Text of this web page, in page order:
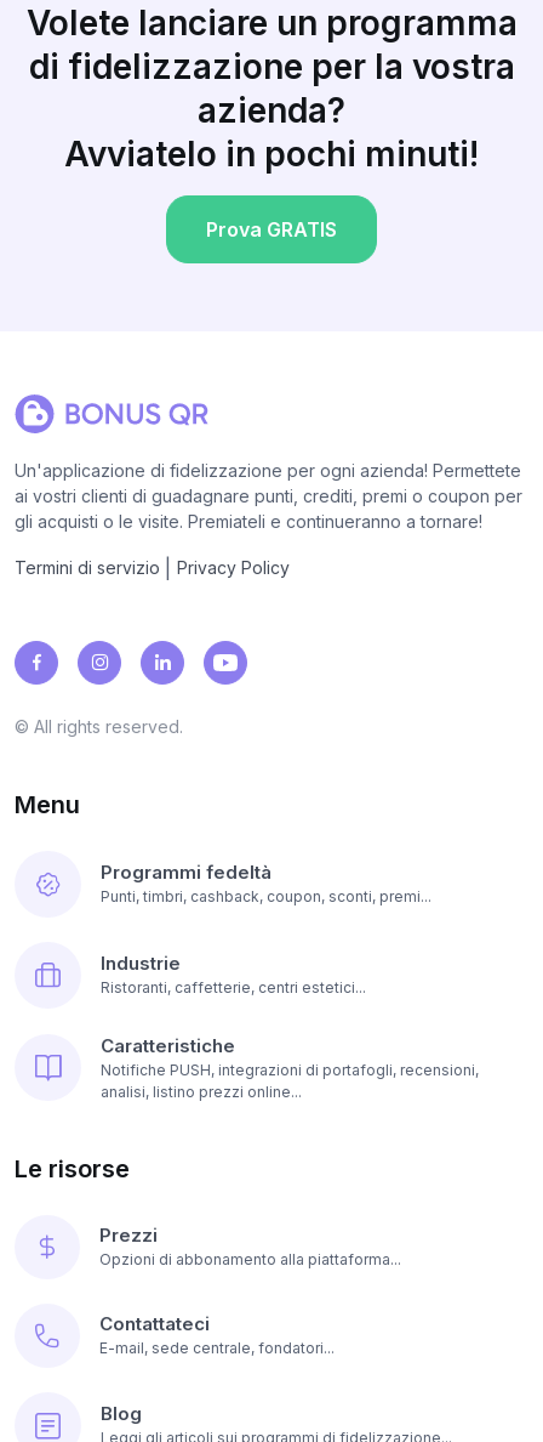
Volete lanciare un programma
di fidelizzazione per la vostra
azienda?
Avviatelo in pochi minuti!
Prova GRATIS
Un'applicazione di fidelizzazione per ogni azienda! Permettete
ai vostri clienti di guadagnare punti, crediti, premi o coupon per
gli acquisti o le visite. Premiateli e continueranno a tornare!
Termini di servizio Privacy Policy
© All rights reserved.
Menu
Programmi fedeltà
Punti, timbri, cashback, coupon, sconti, premi...
Industrie
Ristoranti, caffetterie, centri estetici...
Caratteristiche
Notifiche PUSH, integrazioni di portafogli, recensioni,
analisi, listino prezzi online...
Le risorse
Prezzi
Opzioni di abbonamento alla piattaforma...
Contattateci
E-mail, sede centrale, fondatori...
Blog
Leggi gli articoli sui programmi di fidelizzazione...